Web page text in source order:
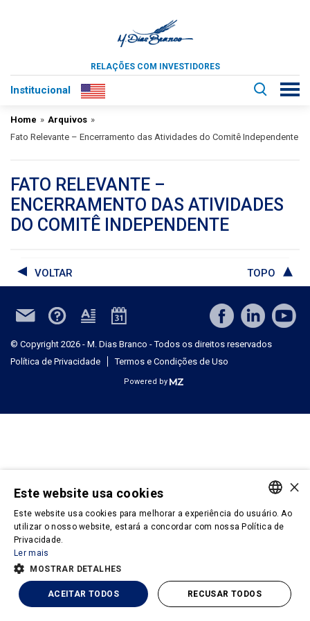
RELAÇÕES COM INVESTIDORES
Institucional
Home » Arquivos »
Fato Relevante – Encerramento das Atividades do Comitê Independente
FATO RELEVANTE –
ENCERRAMENTO DAS ATIVIDADES
DO COMITÊ INDEPENDENTE
VOLTAR TOPO
© Copyright 2026 - M. Dias Branco - Todos os direitos reservados
Política de Privacidade
Termos e Condições de Uso
Powered by
PORTUGUESE
×
Este website usa cookies
Este website usa cookies para melhorar a experiência do usuário. Ao
utilizar o nosso website, estará a concordar com nossa Política de
Privacidade.
Ler mais
MOSTRAR DETALHES
ACEITAR TODOS RECUSAR TODOS